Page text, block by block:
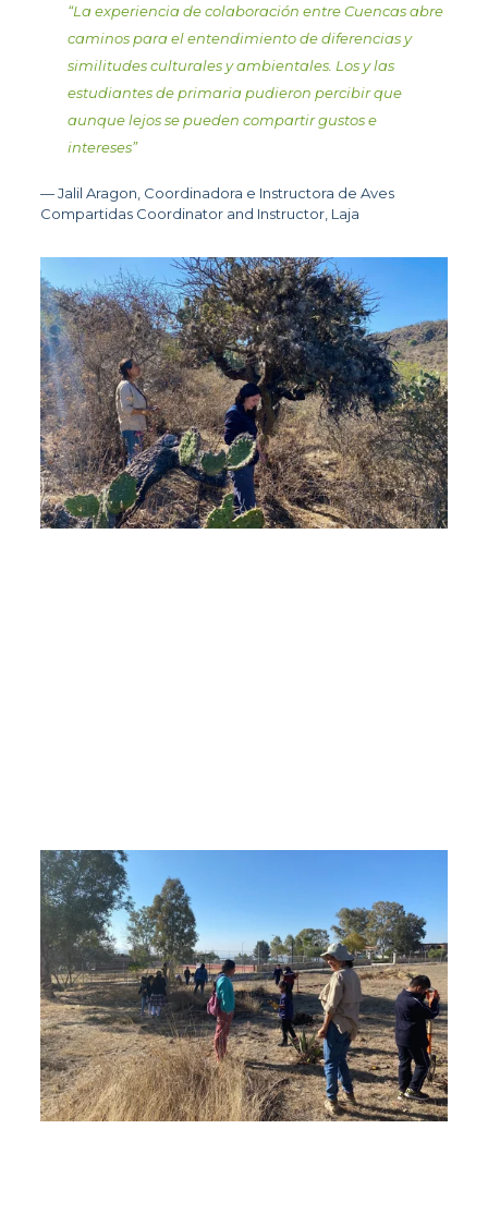
“La experiencia de colaboración entre Cuencas abre
caminos para el entendimiento de diferencias y
similitudes culturales y ambientales. Los y las
estudiantes de primaria pudieron percibir que
aunque lejos se pueden compartir gustos e
intereses”
— Jalil Aragon, Coordinadora e Instructora de Aves
Compartidas Coordinator and Instructor, Laja